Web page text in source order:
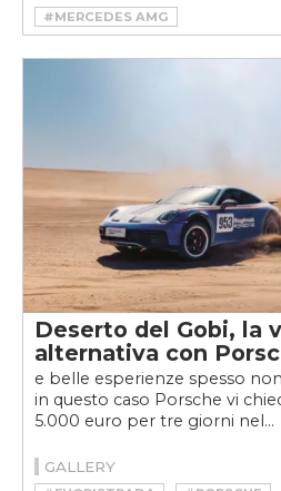
#MERCEDES AMG
#MERCEDES-AMG CLA 45
Deserto del Gobi, la
alternativa con
e belle esperienze spesso
in questo caso Porsche vi
5.000 euro per tre giorni nel...
GALLERY